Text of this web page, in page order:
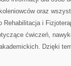
oraz
i
ćwiczeń,
Dzięki